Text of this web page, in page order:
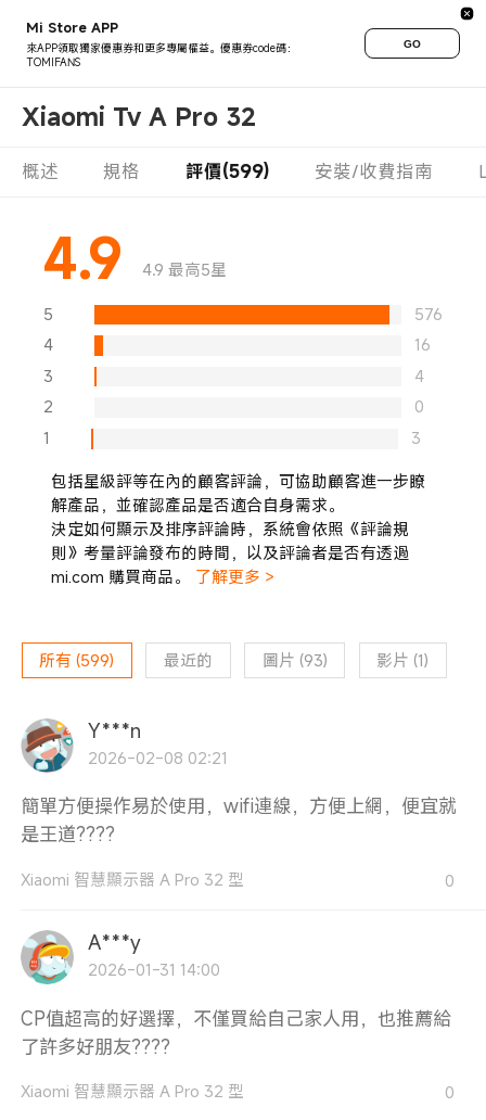
Mi Store APP
來APP領取獨家優惠券和更多專屬權益。優惠券code碼：
TOMIFANS
GO
Xiaomi Tv A Pro 32
概述 規格 評價(599) 安裝/收費指南
4.9 4.9 最高5星
5
576
4
16
3
4
2
0
1
3
包括星級評等在內的顧客評論，可協助顧客進一步瞭
解產品，並確認產品是否適合自身需求。
決定如何顯示及排序評論時，系統會依照《評論規
則》考量評論發布的時間，以及評論者是否有透過
mi.com 購買商品。
了解更多 >
所有 (599) 最近的 圖片 (93) 影片 (1)
Y***n
2026-02-08 02:21
簡單方便操作易於使用，wifi連線，方便上網，便宜就
是王道????
Xiaomi 智慧顯示器 A Pro 32 型 0
A***y
2026-01-31 14:00
CP值超高的好選擇，不僅買給自己家人用，也推薦給
了許多好朋友????
Xiaomi 智慧顯示器 A Pro 32 型 0